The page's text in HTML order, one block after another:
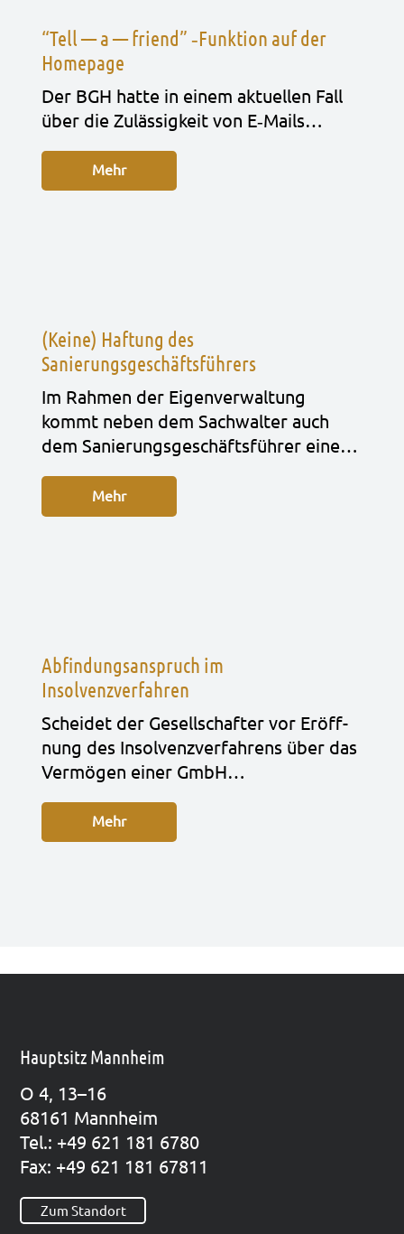
“Tell — a — friend” ‑Funktion auf der
Homepage
Der BGH hatte in einem aktu­el­len Fall
über die Zuläs­sig­keit von E‑Mails…
Mehr
(Keine) Haftung des
Sanierungsgeschäftsführers
Im Rah­men der Eigen­ver­wal­tung
kommt neben dem Sach­wal­ter auch
dem Sanie­rungs­ge­schäfts­füh­rer eine…
Mehr
Abfindungsanspruch im
Insolvenzverfahren
Schei­det der Gesell­schaf­ter vor Eröff­
nung des Insol­venz­ver­fah­rens über das
Ver­mö­gen einer GmbH…
Mehr
Hauptsitz Mannheim
O 4, 13–16
68161 Mann­heim
Tel.: +49 621 181 6780
Fax: +49 621 181 67811
Zum Standort